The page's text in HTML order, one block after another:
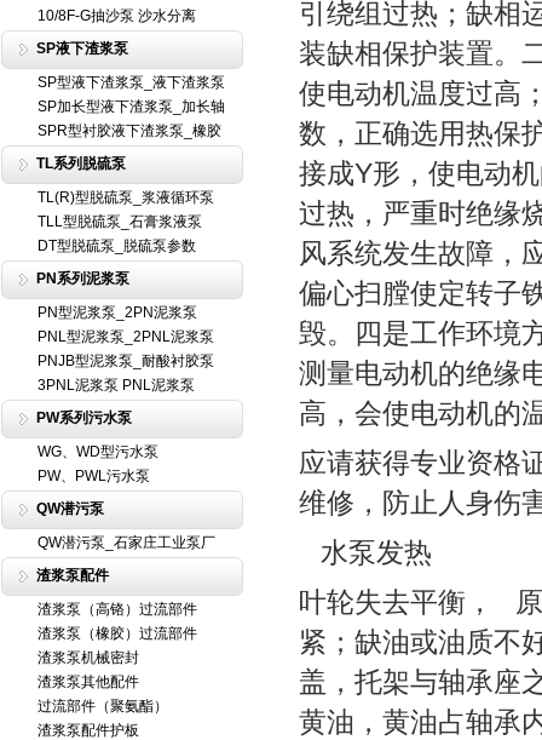
10/8F-G抽沙泵 沙水分离
SP液下渣浆泵
SP型液下渣浆泵_液下渣浆泵
SP加长型液下渣浆泵_加长轴
SPR型衬胶液下渣浆泵_橡胶
TL系列脱硫泵
TL(R)型脱硫泵_浆液循环泵
TLL型脱硫泵_石膏浆液泵
DT型脱硫泵_脱硫泵参数
PN系列泥浆泵
PN型泥浆泵_2PN泥浆泵
PNL型泥浆泵_2PNL泥浆泵
PNJB型泥浆泵_耐酸衬胶泵
3PNL泥浆泵 PNL泥浆泵
PW系列污水泵
WG、WD型污水泵
PW、PWL污水泵
QW潜污泵
QW潜污泵_石家庄工业泵厂
渣浆泵配件
渣浆泵（高铬）过流部件
渣浆泵（橡胶）过流部件
渣浆泵机械密封
渣浆泵其他配件
过流部件（聚氨酯）
渣浆泵配件护板
引绕组过热；缺相
装缺相保护装置。
使电动机温度过高
数，正确选用热保
接成Y形，使电动
过热，严重时绝缘
风系统发生故障，
偏心扫膛使定转子
毁。四是工作环境
测量电动机的绝缘
高，会使电动机的
应请获得专业资格
维修，防止人身伤
水泵发热
叶轮失去平衡，
紧；缺油或油质不
盖，托架与轴承座
黄油，黄油占轴承